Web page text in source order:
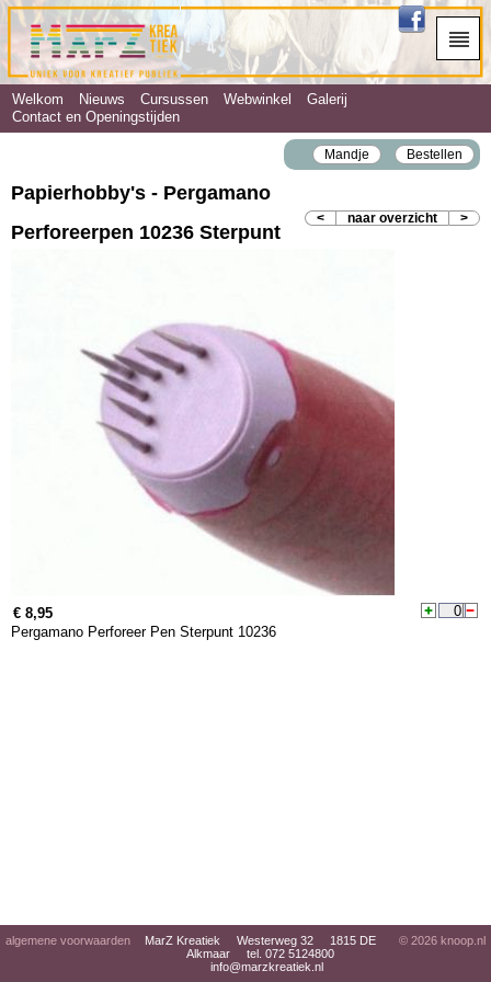
Welkom Nieuws Cursussen Webwinkel
Galerij
Contact en Openingstijden
Mandje Bestellen
Papierhobby's - Pergamano
< naar overzicht >
Perforeerpen 10236 Sterpunt
€ 8,95
Pergamano Perforeer Pen Sterpunt 10236
algemene voorwaarden
MarZ Kreatiek Westerweg 32 1815 DE
Alkmaar tel. 072 5124800
info@marzkreatiek.nl
© 2026 knoop.nl